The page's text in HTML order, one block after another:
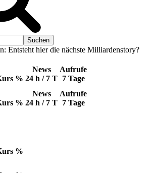
Entsteht hier die nächste Milliardenstory?
%
News
24 h / 7 T
Aufrufe
7 Tage
%
News
24 h / 7 T
Aufrufe
7 Tage
%